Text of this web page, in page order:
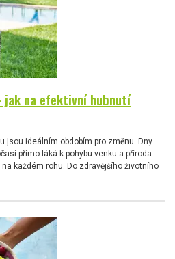
jak na efektivní hubnutí
jsou ideálním obdobím pro změnu. Dny
přímo láká k pohybu venku a příroda
každém rohu. Do zdravějšího životního